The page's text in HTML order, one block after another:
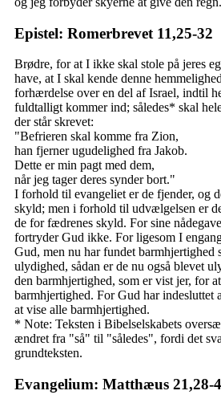
Epistel: Romerbrevet 11,25-32
Brødre, for at I ikke skal stole på jeres
have, at I skal kende denne
forhærdelse over en del af Israel, indtil
fuldtalligt kommer ind; således* skal
der står skrevet:
"Befrieren skal komme fra Zion,
han fjerner ugudelighed fra Jakob.
Dette er min pagt med dem,
når jeg tager deres synder bort."
I forhold til evangeliet er de fjender, og
skyld; men i forhold til udvælgelsen er
de for fædrenes skyld. For sine
fortryder Gud ikke. For ligesom I
Gud, men nu har fundet barmhjertighed
ulydighed, sådan er de nu også blevet
den barmhjertighed, som er vist jer, for
barmhjertighed. For Gud har indesluttet
at vise alle barmhjertighed.
* Note: Teksten i Bibelselskabets
ændret fra "så" til "således", fordi det
grundteksten.
Evangelium: Matthæus 21,28-